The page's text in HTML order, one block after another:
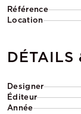
Référence
Location
DÉTAILS
Designer
Éditeur
Année